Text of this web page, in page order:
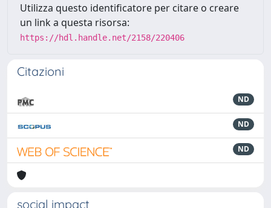
Utilizza questo identificatore per citare o creare
un link a questa risorsa:
https://hdl.handle.net/2158/220406
Citazioni
ND
ND
ND
social impact